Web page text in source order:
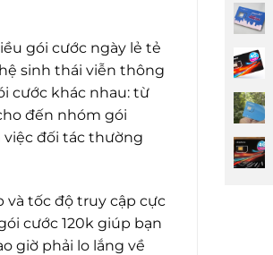
gói cước ngày lẻ tẻ
sinh thái viễn thông
cước khác nhau: từ
đến nhóm gói
việc đối tác thường
và tốc độ truy cập cực
cước 120k giúp bạn
giờ phải lo lắng về